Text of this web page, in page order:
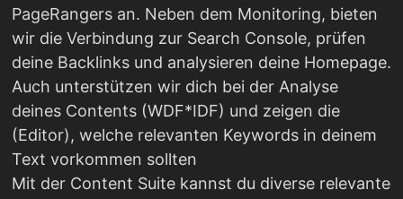
PageRangers an. Neben dem Monitoring, bieten
wir die Verbindung zur Search Console, prüfen
deine Backlinks und analysieren deine Homepage.
Auch unterstützen wir dich bei der Analyse
deines Contents (WDF*IDF) und zeigen die
(Editor), welche relevanten Keywords in deinem
Text vorkommen sollten
Mit der Content Suite kannst du diverse relevante